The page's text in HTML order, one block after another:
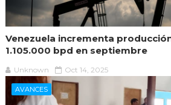
Venezuela incrementa
1.105.000 bpd en septiembre
Unknown Oct 14, 2025
AVANCES